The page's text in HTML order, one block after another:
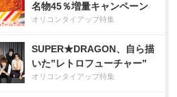
名物45％増量キャンペーン
オリコンタイアップ特集
SUPER★DRAGON、自ら描
いた”レトロフューチャー”
オリコンタイアップ特集